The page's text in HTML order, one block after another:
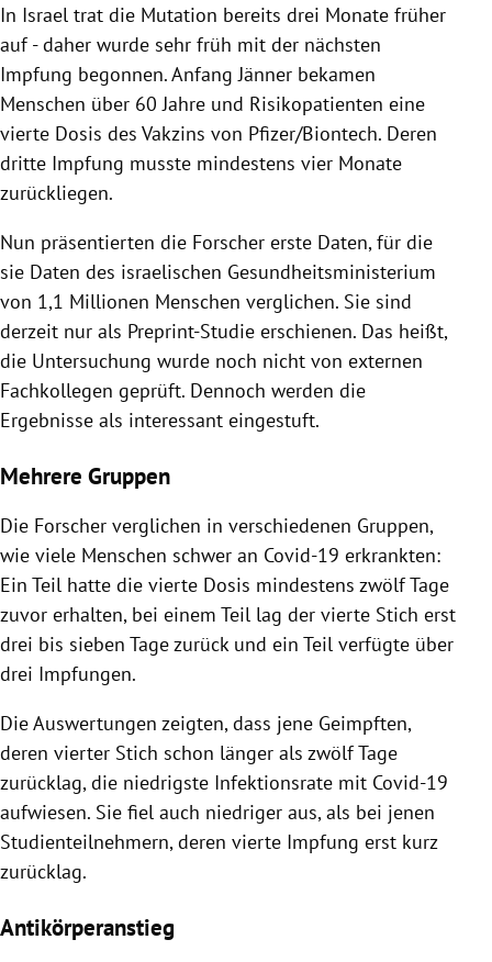
In Israel trat die Mutation bereits drei Monate früher
auf - daher wurde sehr früh mit der nächsten
Impfung begonnen. Anfang Jänner bekamen
Menschen über 60 Jahre und Risikopatienten eine
vierte Dosis des Vakzins von Pfizer/Biontech. Deren
dritte Impfung musste mindestens vier Monate
zurückliegen.
Nun präsentierten die Forscher erste Daten, für die
sie Daten des israelischen Gesundheitsministerium
von 1,1 Millionen Menschen verglichen. Sie sind
derzeit nur als Preprint-Studie erschienen. Das heißt,
die Untersuchung wurde noch nicht von externen
Fachkollegen geprüft. Dennoch werden die
Ergebnisse als interessant eingestuft.
Mehrere Gruppen
Die Forscher verglichen in verschiedenen Gruppen,
wie viele Menschen schwer an Covid-19 erkrankten:
Ein Teil hatte die vierte Dosis mindestens zwölf Tage
zuvor erhalten, bei einem Teil lag der vierte Stich erst
drei bis sieben Tage zurück und ein Teil verfügte über
drei Impfungen.
Die Auswertungen zeigten, dass jene Geimpften,
deren vierter Stich schon länger als zwölf Tage
zurücklag, die niedrigste Infektionsrate mit Covid-19
aufwiesen. Sie fiel auch niedriger aus, als bei jenen
Studienteilnehmern, deren vierte Impfung erst kurz
zurücklag.
Antikörperanstieg